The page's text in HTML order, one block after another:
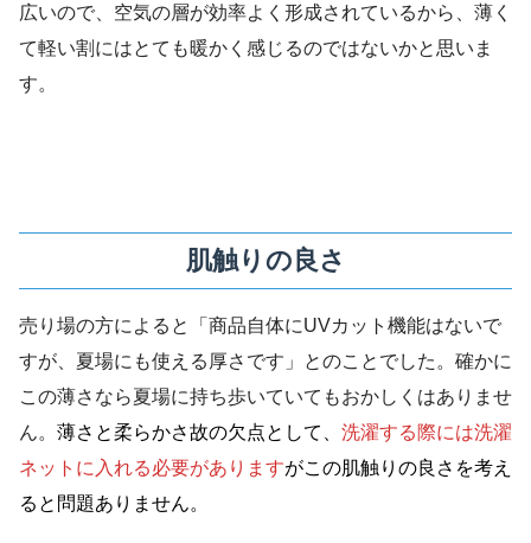
広いので、空気の層が効率よく形成されているから、薄く
て軽い割にはとても暖かく感じるのではないかと思いま
す。
肌触りの良さ
売り場の方によると「商品自体にUVカット機能はないで
すが、夏場にも使える厚さです」とのことでした。確かに
この薄さなら夏場に持ち歩いていてもおかしくはありませ
ん。 薄さと柔らかさ故の欠点として、 洗濯する際には洗濯
ネットに入れる必要がありますがこの肌触りの良さを考え
ると問題ありません。